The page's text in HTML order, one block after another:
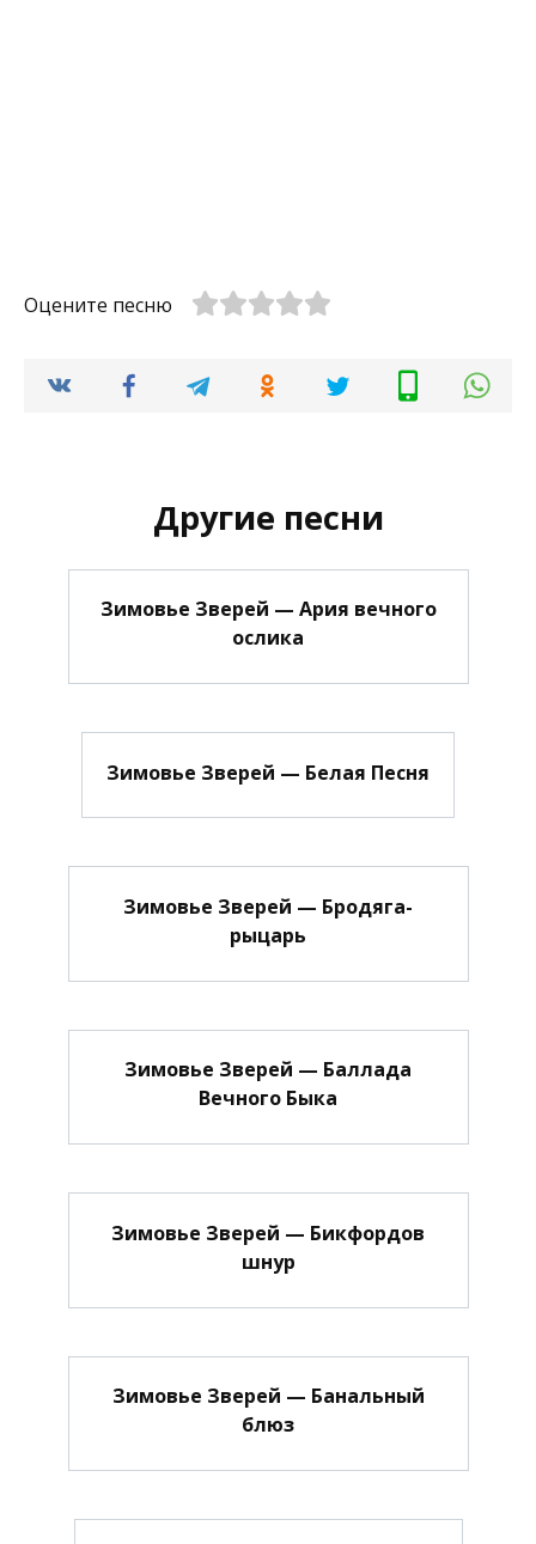
Оцените песню
Другие песни
Зимовье Зверей — Ария вечного
ослика
Зимовье Зверей — Белая Песня
Зимовье Зверей — Бродяга-
рыцарь
Зимовье Зверей — Баллада
Вечного Быка
Зимовье Зверей — Бикфордов
шнур
Зимовье Зверей — Банальный
блюз